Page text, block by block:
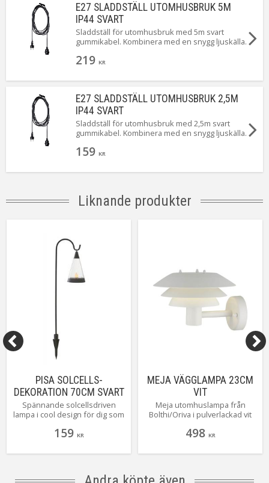
E27 SLADDSTÄLL UTOMHUSBRUK 5M
IP44 SVART
Sladdställ för utomhusbruk med 5m svart
gummikabel. Kombinera med en snygg ljuskälla.
219 KR
E27 SLADDSTÄLL UTOMHUSBRUK 2,5M
IP44 SVART
Sladdställ för utomhusbruk med 2,5m svart
gummikabel. Kombinera med en snygg ljuskälla.
159 KR
Liknande produkter
PISA SOLCELLS-
DEKORATION 70CM SVART
Spännande solcellsdriven
lampa i cool design för dig som
159 KR
MEJA VÄGGLAMPA 23CM
VIT
Meja utomhuslampa från
Bolthi/Oriva i pulverlackad vit
längtat lite efter denna
det inte finns så mycket i den
498 KR